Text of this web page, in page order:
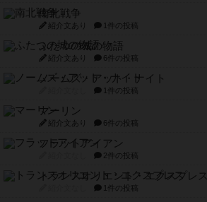
南北戦争
紹介文あり 1件の投稿
ふたつの城の物語
紹介文あり 6件の投稿
ノームズ・アット・ナイト
1件の投稿
マーリン
紹介文あり 6件の投稿
フラットアイアン
2件の投稿
トランスオリエント・エクスプレス
1件の投稿